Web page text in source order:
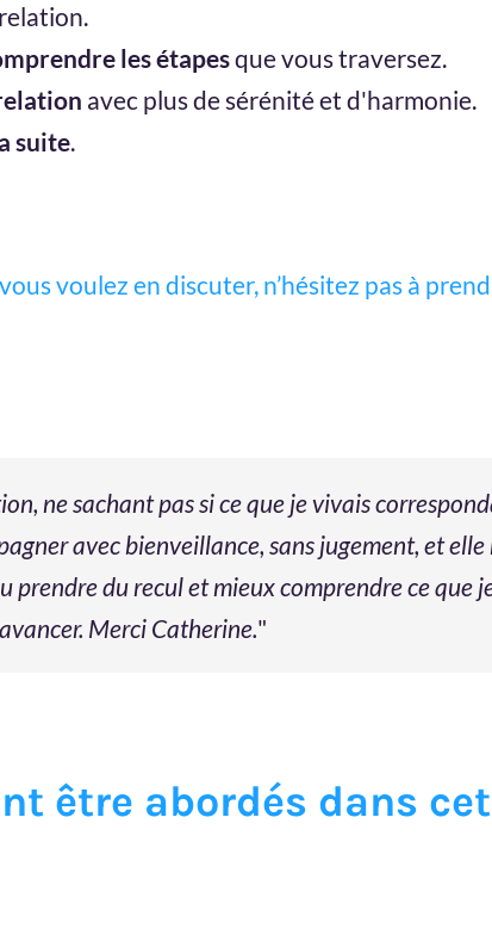
les étapesque vous traversez.
avec plus de sérénité et d'harmonie.
suite.
voulez en discuter, n’hésitez pas à
ne sachant pas si ce que je vivais
avec bienveillance, sans jugement, et elle
prendre du recul et mieux comprendre ce que
Merci Catherine."
être abordés dans